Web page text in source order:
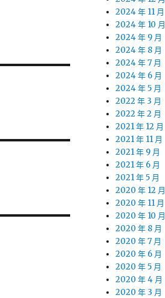
2024 年 11 月
2024 年 10 月
2024 年 9 月
2024 年 8 月
2024 年 7 月
2024 年 6 月
2024 年 5 月
2022 年 3 月
2022 年 2 月
2021 年 12 月
2021 年 11 月
2021 年 9 月
2021 年 6 月
2021 年 5 月
2020 年 12 月
2020 年 11 月
2020 年 10 月
2020 年 8 月
2020 年 7 月
2020 年 6 月
2020 年 5 月
2020 年 4 月
2020 年 3 月